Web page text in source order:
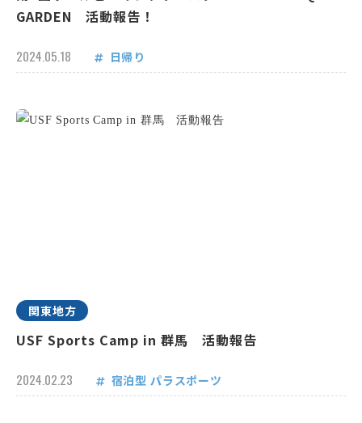
GARDEN 活動報告！
2024.05.18 日帰り
関東地方
USF Sports Camp in 群馬 活動報告
2024.02.23 宿泊型 パラスポーツ